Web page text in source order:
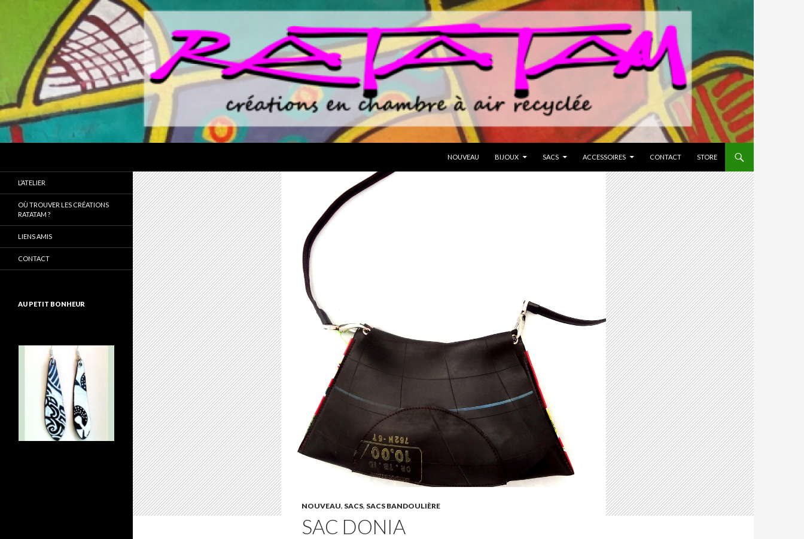
NOUVEAU
BIJOUX SACS ACCESSOIRES CONTACT STORE
NOUVEAU, SACS, SACS BANDOULIÈRE
SAC DONIA
L’ATELIER
OÙ TROUVER LES CRÉATIONS
RATATAM ?
LIENS AMIS
CONTACT
AU PETIT BONHEUR